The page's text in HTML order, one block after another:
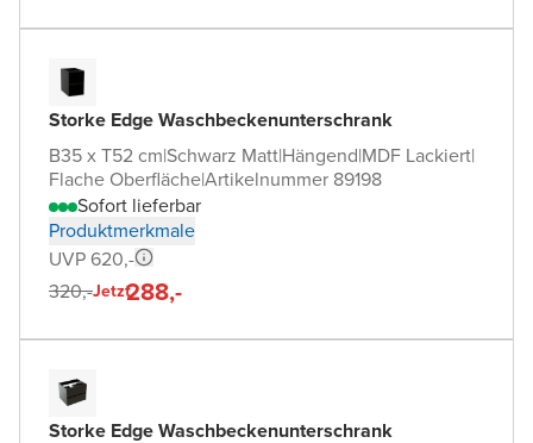
Storke Edge Waschbeckenunterschrank
B35 x T52 cm|Schwarz Matt|Hängend|MDF Lackiert|
Flache Oberfläche|Artikelnummer 89198
Sofort lieferbar
Produktmerkmale
UVP 620,-
320,-Jetzt288,-
Storke Edge Waschbeckenunterschrank